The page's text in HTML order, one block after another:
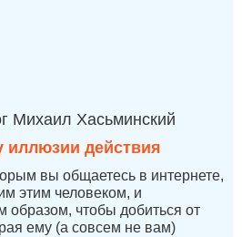
Михаил Хасьминский
действия
вы общаетесь в интернете,
этим человеком, и
образом, чтобы добиться от
ему (а совсем не вам)